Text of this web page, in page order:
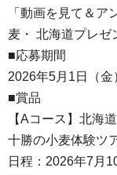
「動画を見て＆
麦・ 北海道プレゼ
■応募期間
2026年5月1日（
■賞品
【Aコース】北海
十勝の小麦体験ツ
日程：2026年7月